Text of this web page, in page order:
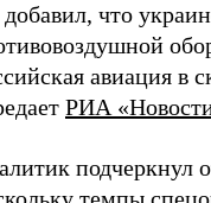
что
авиация в
РИА
подчеркнул